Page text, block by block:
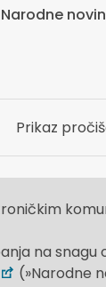
Narodne
Prikaz
na
(»Narodne